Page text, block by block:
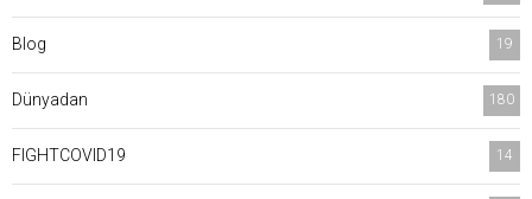
Blog 19
Dünyadan 180
FIGHTCOVID19 14